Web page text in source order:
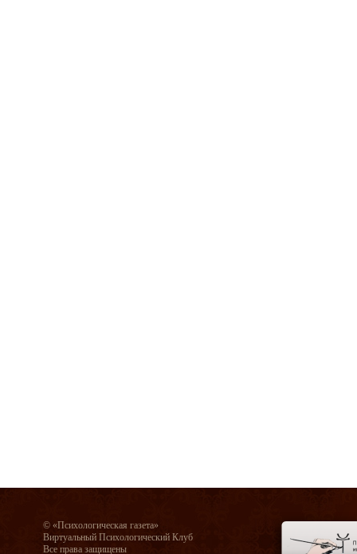
© «Психологическая газета»
Виртуальный Психологический Клуб
Все права защищены